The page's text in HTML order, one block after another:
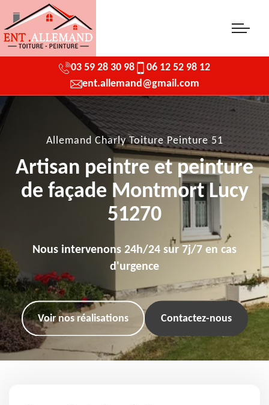
03 59 28 30 98
06 12 52 98 12
ent.allemand@gmail.com
Allemand Charly Toiture Peinture 51
Artisan peintre et peinture
de façade Montmort Lucy
51270
Nous intervenons 24h/24 sur 7j/7 en cas
d'urgence
Voir nos réalisations Contactez-nous